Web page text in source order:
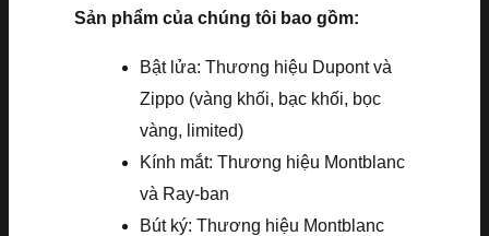
Sản phẩm của chúng tôi bao gồm:
Bật lửa: Thương hiệu Dupont và
Zippo (vàng khối, bạc khối, bọc
vàng, limited)
Kính mắt: Thương hiệu Montblanc
và Ray-ban
Bút ký: Thương hiệu Montblanc